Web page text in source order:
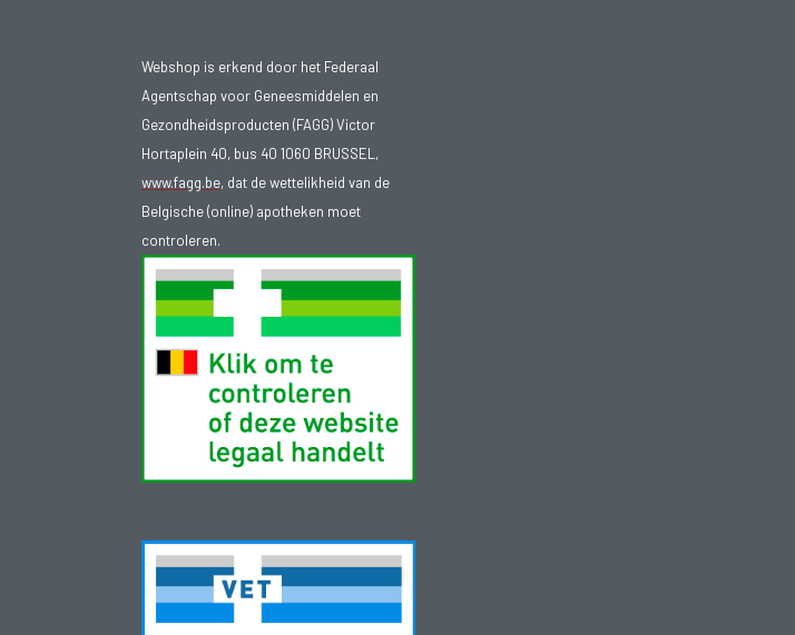
Webshop is erkend door het Federaal
Agentschap voor Geneesmiddelen en
Gezondheidsproducten (FAGG) Victor
Hortaplein 40, bus 40 1060 BRUSSEL,
www.fagg.be, dat de wettelikheid van de
Belgische (online) apotheken moet
controleren.